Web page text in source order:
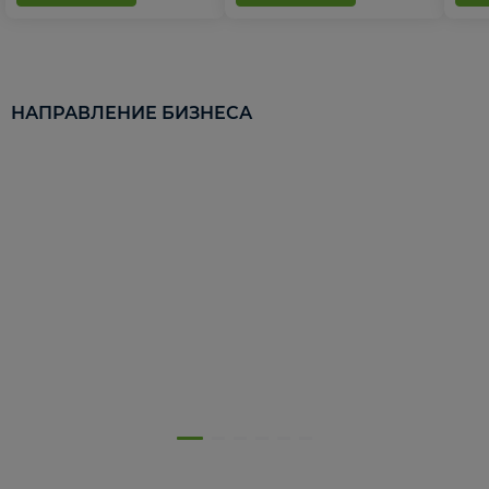
НАПРАВЛЕНИЕ БИЗНЕСА